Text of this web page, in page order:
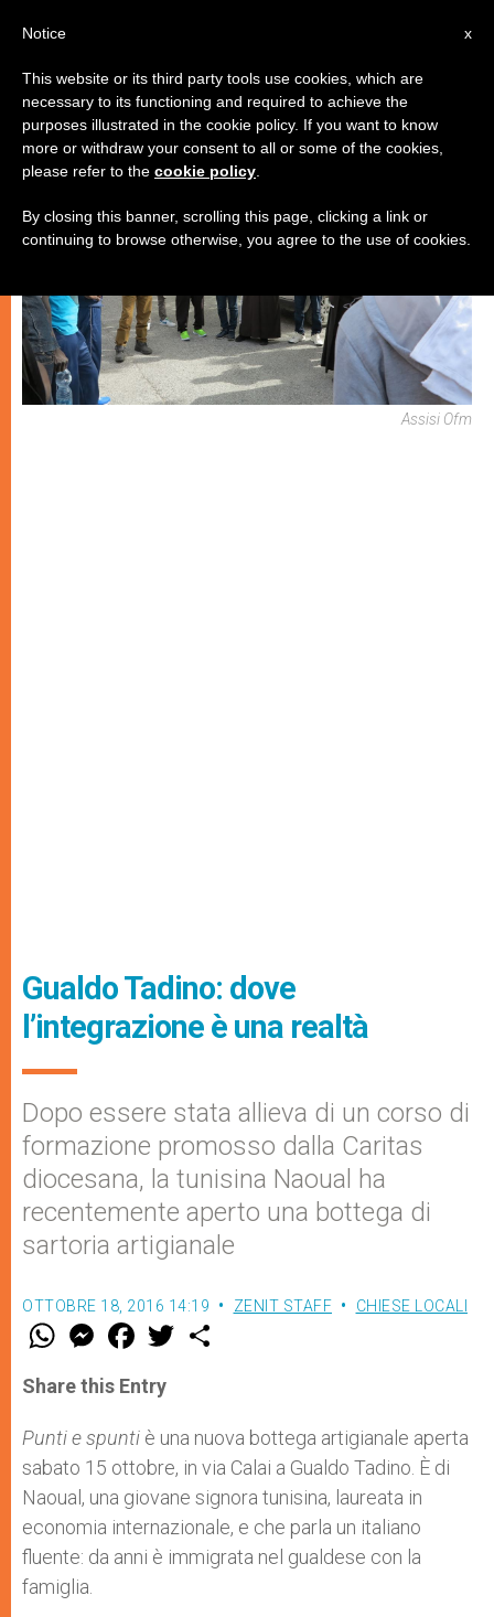
CHIESE LOCALI
Assisi Ofm
Gualdo Tadino: dove
l’integrazione è una realtà
Dopo essere stata allieva di un corso di
formazione promosso dalla Caritas
diocesana, la tunisina Naoual ha
recentemente aperto una bottega di
sartoria artigianale
OTTOBRE 18, 2016 14:19 ZENIT STAFF CHIESE LOCALI
W
t
s
p
p
M
e
s
e
g
e
r
F
a
e
b
o
k
w
r
Share this Entry
Punti e spunti è una nuova bottega artigianale aperta
sabato 15 ottobre, in via Calai a Gualdo Tadino. È di
Naoual, una giovane signora tunisina, laureata in
economia internazionale, e che parla un italiano
fluente: da anni è immigrata nel gualdese con la
famiglia.
x
Notice
This website or its third party tools use cookies, which are
necessary to its functioning and required to achieve the
purposes illustrated in the cookie policy. If you want to know
more or withdraw your consent to all or some of the cookies,
please refer to the cookie policy
By closing this banner, scrolling this page, clicking a link or
continuing to browse otherwise, you agree to the use of cookies.